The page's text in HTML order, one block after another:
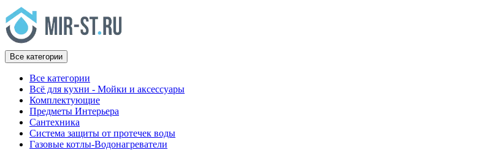
Все категории
Все категории
Всё для кухни - Мойки и аксессуары
Комплектующие
Предметы Интерьера
Сантехника
Система защиты от протечек воды
Газовые котлы-Водонагреватели